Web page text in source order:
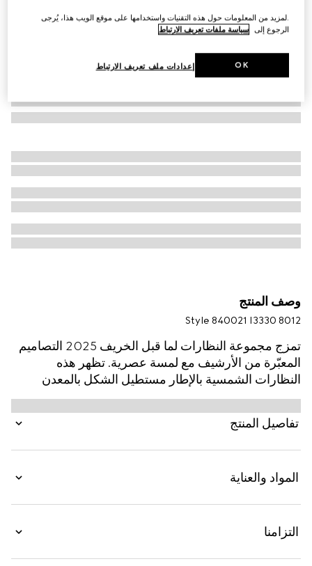
وصف المنتج
Style ‎840021 I3330 8012
تمزج مجموعة النظارات لما قبل الخريف 2025 التصاميم
المعبّرة من الأرشيف مع لمسة عصرية. تظهر هذه
النظارات الشمسية بالإطار مستطيل الشكل بالمعدن
بلمسات نهائية باللون الذهبي الفاتح مع شعار Gucci
مقصوص.
تفاصيل المنتج
المواد والعناية
التزامنا
.لمزيد من المعلومات حول هذه التقنيات واستخدامها على موقع الويب هذا، يُرجى
الرجوع إلى سياسة ملفات تعريف الارتباط
إعدادات ملف تعريف الارتباط OK